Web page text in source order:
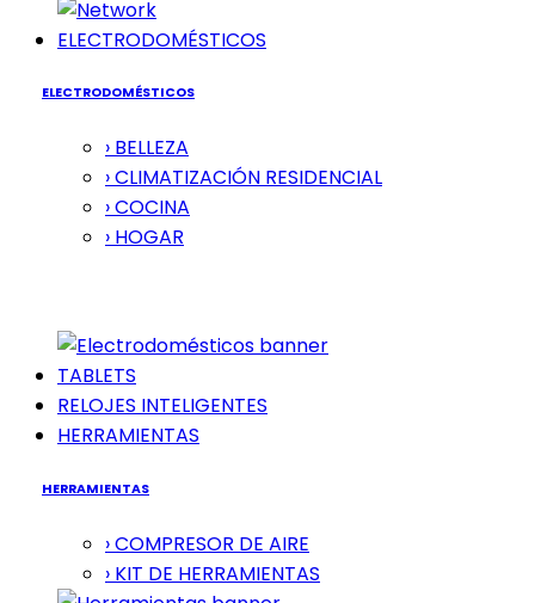
ELECTRODOMÉSTICOS
ELECTRODOMÉSTICOS
› BELLEZA
› CLIMATIZACIÓN RESIDENCIAL
› COCINA
› HOGAR
TABLETS
RELOJES INTELIGENTES
HERRAMIENTAS
HERRAMIENTAS
› COMPRESOR DE AIRE
› KIT DE HERRAMIENTAS